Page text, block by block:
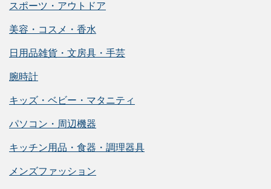
スポーツ・アウトドア
美容・コスメ・香水
日用品雑貨・文房具・手芸
腕時計
キッズ・ベビー・マタニティ
パソコン・周辺機器
キッチン用品・食器・調理器具
メンズファッション